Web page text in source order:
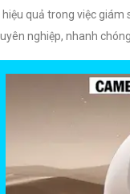
hiệu quả trong việc giám
nghiệp, nhanh